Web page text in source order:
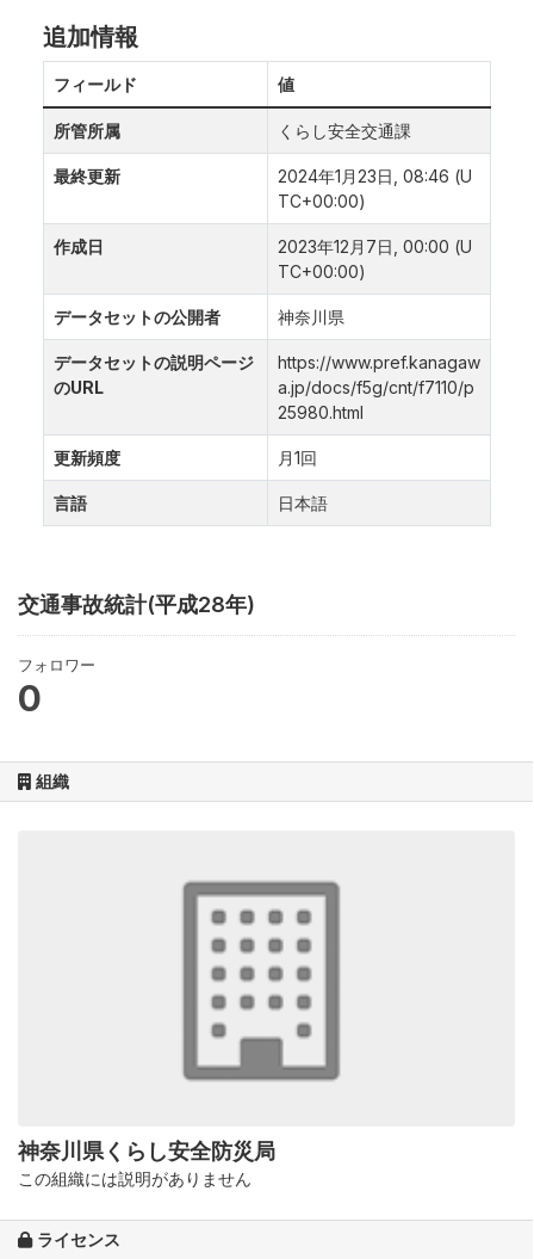
交通事故統計(平成28年)
フォロワー
0
組織
神奈川県くらし安全防災局
この組織には説明がありません
ライセンス
追加情報
フィールド 値
所管所属 くらし安全交通課
最終更新
2024年1月23日, 08:46 (U
TC+00:00)
作成日
2023年12月7日, 00:00 (U
TC+00:00)
データセットの公開者 神奈川県
データセットの説明ページ
のURL
https://www.pref.kanagaw
a.jp/docs/f5g/cnt/f7110/p
25980.html
更新頻度 月1回
言語 日本語